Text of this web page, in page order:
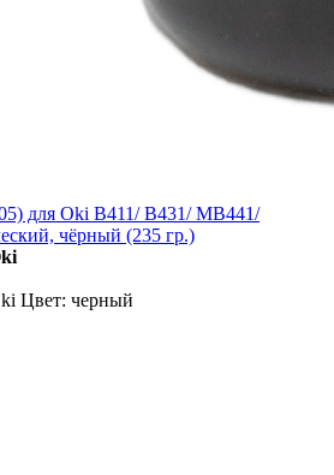
для Oki B411/ B431/ MB441/
чёрный (235 гр.)
Цвет: черный